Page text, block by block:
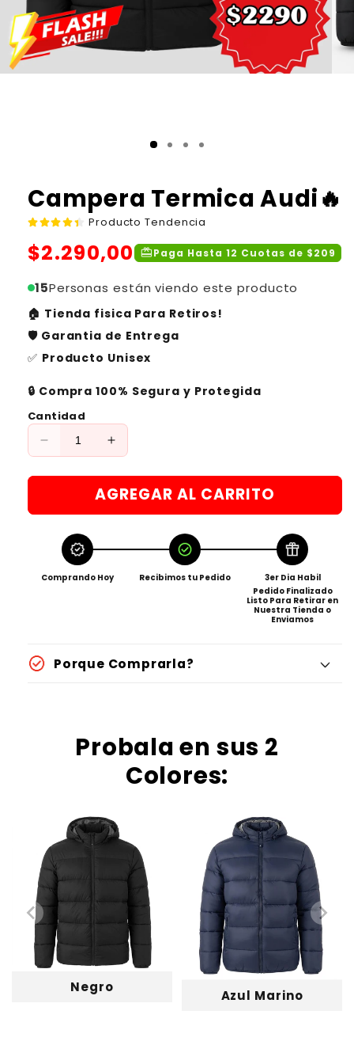
Campera Termica Audi🔥
Producto Tendencia
Precio
$2.290,00 redeemPaga Hasta 12 Cuotas de $209
15Personas están viendo este producto
🏠 Tienda fisica Para Retiros!
🛡️ Garantia de Entrega
✅ Producto Unisex
🔒 Compra 100% Segura y Protegida
Cantidad
Reducir
para
Campera
Termica
Aumentar
para
Campera
Termica
🔥
AGREGAR AL CARRITO
Comprando Hoy Recibimos tu Pedido
3er Dia Habil
Pedido Finalizado
Listo Para Retirar en
Nuestra Tienda o
Enviamos
Porque Comprarla?
Probala en sus 2
Colores:
Negro
Azul Marino